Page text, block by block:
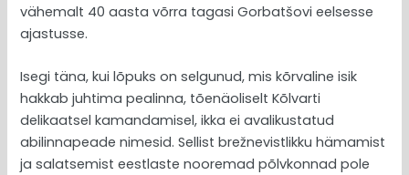
vähemalt 40 aasta võrra tagasi Gorbatšovi eelsesse
ajastusse.
Isegi täna, kui lõpuks on selgunud, mis kõrvaline isik
hakkab juhtima pealinna, tõenäoliselt Kõlvarti
delikaatsel kamandamisel, ikka ei avalikustatud
abilinnapeade nimesid. Sellist brežnevistlikku hämamist
ja salatsemist eestlaste nooremad põlvkonnad pole